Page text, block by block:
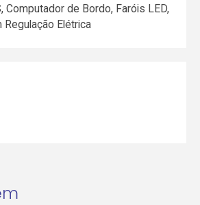
Computador de Bordo, Faróis LED,
Elétrica